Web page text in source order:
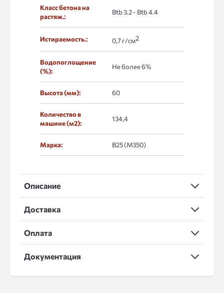
Класс бетона на
растяж.:
Btb 3.2 - Btb 4.4
Истираемость.: 0,7 г/см2
Водопоглощение
(%):
Не более 6%
Высота (мм): 60
Количество в
машине (м2):
134,4
Марка: В25 (М350)
Описание
Доставка
Оплата
Документация